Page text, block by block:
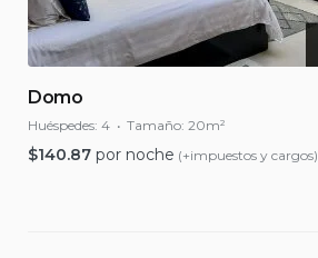
Domo
Huéspedes: 4 Tamaño: 20m²
$140.87 por noche (+impuestos y cargos)